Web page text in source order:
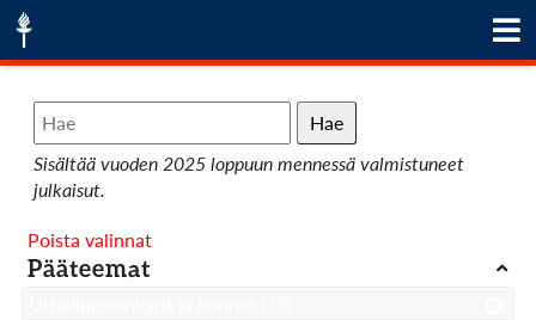
Hae
Sisältää vuoden 2025 loppuun mennessä valmistuneet
julkaisut.
Poista valinnat
Pääteemat